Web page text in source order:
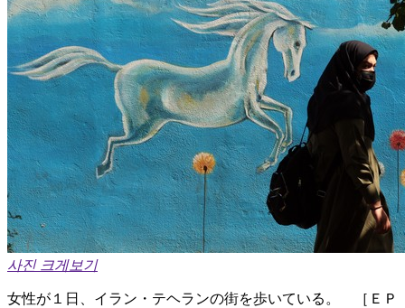
사진 크게보기
女性が１日、イラン・テヘランの街を歩いている。 ［ＥＰ